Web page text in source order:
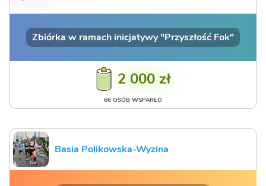
Zbiórka w ramach inicjatywy "Przyszłość Fok"
2 000 zł
66 OSÓB WSPARŁO
Basia Polikowska-Wyzina